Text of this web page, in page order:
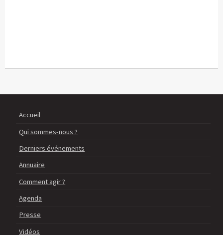
Accueil
Qui sommes-nous ?
Derniers événements
Annuaire
Comment agir ?
Agenda
Presse
Vidéos